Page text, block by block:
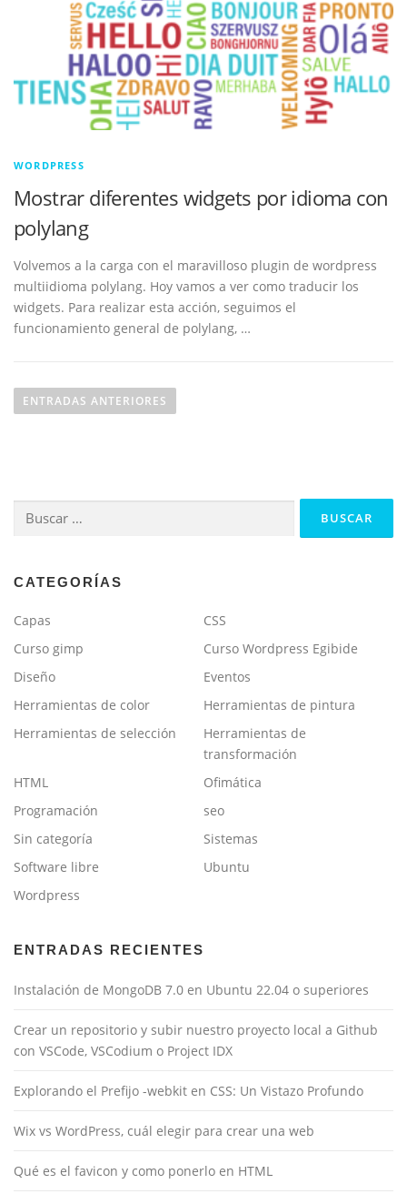
WORDPRESS
Mostrar diferentes widgets por idioma con
polylang
Volvemos a la carga con el maravilloso plugin de wordpress
multiidioma polylang. Hoy vamos a ver como traducir los
widgets. Para realizar esta acción, seguimos el
funcionamiento general de polylang, …
v
n
e
n
t
r
d
s
ENTRADAS ANTERIORES
Buscar:
CATEGORÍAS
Capas
CSS
Curso gimp
Curso Wordpress Egibide
Diseño
Eventos
Herramientas de color
Herramientas de pintura
Herramientas de selección
Herramientas de
transformación
HTML
Ofimática
Programación
seo
Sin categoría
Sistemas
Software libre
Ubuntu
Wordpress
ENTRADAS RECIENTES
Instalación de MongoDB 7.0 en Ubuntu 22.04 o superiores
Crear un repositorio y subir nuestro proyecto local a Github
con VSCode, VSCodium o Project IDX
Explorando el Prefijo -webkit en CSS: Un Vistazo Profundo
Wix vs WordPress, cuál elegir para crear una web
Qué es el favicon y como ponerlo en HTML